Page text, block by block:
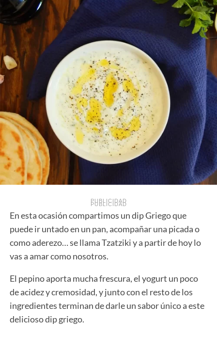
PUBLICIDAD
PUBLICIDAD
En esta ocasión compartimos un dip Griego que
puede ir untado en un pan, acompañar una picada o
como aderezo… se llama Tzatziki y a partir de hoy lo
vas a amar como nosotros.
El pepino aporta mucha frescura, el yogurt un poco
de acidez y cremosidad, y junto con el resto de los
ingredientes terminan de darle un sabor único a este
delicioso dip griego.